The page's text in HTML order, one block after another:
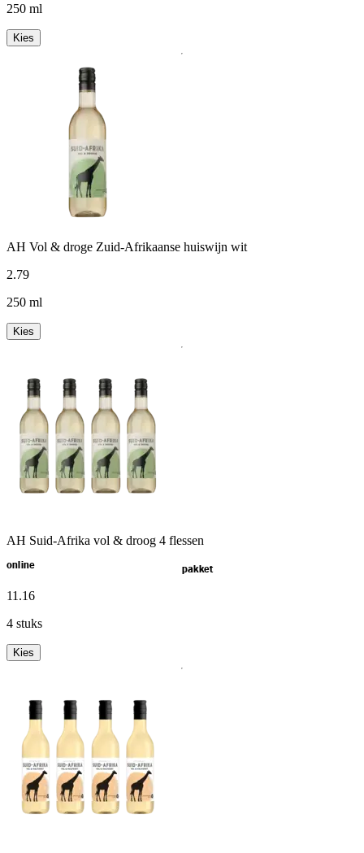
250 ml
Kies
AH Vol & droge Zuid-Afrikaanse huiswijn wit
2.79
250 ml
Kies
AH Suid-Afrika vol & droog 4 flessen
online pakket
11 .16
4 stuks
Kies